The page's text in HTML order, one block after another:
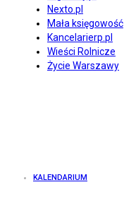
Nexto.pl
Mała księgowość
Kancelarierp.pl
Wieści Rolnicze
Życie Warszawy
KALENDARIUM